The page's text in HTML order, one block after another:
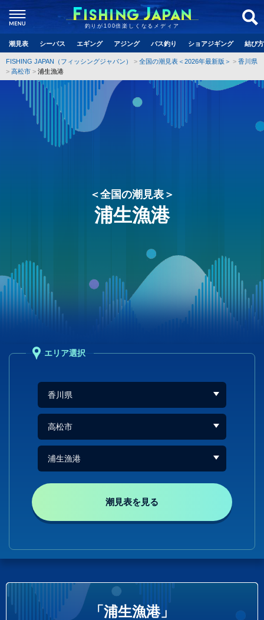
釣りが100倍楽しくなるメディア
潮見表 シーバス エギング アジング バス釣り ショアジギング 結び
FISHING JAPAN（フィッシングジャパン） 全国の潮見表＜2026年最新版＞
香川県
高松市
浦生漁港
＜全国の潮見表＞
浦生漁港
エリア選択
潮見表を見る
「浦生漁港」